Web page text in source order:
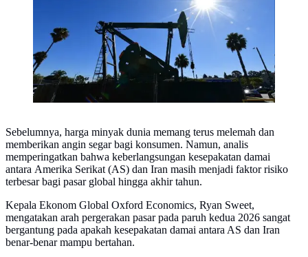
Sebelumnya, harga minyak dunia memang terus melemah dan
memberikan angin segar bagi konsumen. Namun, analis
memperingatkan bahwa keberlangsungan kesepakatan damai
antara Amerika Serikat (AS) dan Iran masih menjadi faktor risiko
terbesar bagi pasar global hingga akhir tahun.
Kepala Ekonom Global Oxford Economics, Ryan Sweet,
mengatakan arah pergerakan pasar pada paruh kedua 2026 sangat
bergantung pada apakah kesepakatan damai antara AS dan Iran
benar-benar mampu bertahan.